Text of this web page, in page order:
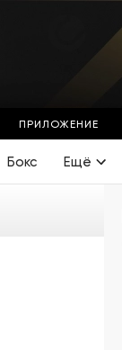
ПРИЛОЖЕНИЕ
Бокс Ещё